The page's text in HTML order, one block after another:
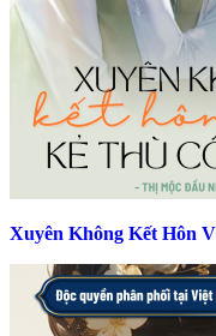
Xuyên Không Kết Hôn